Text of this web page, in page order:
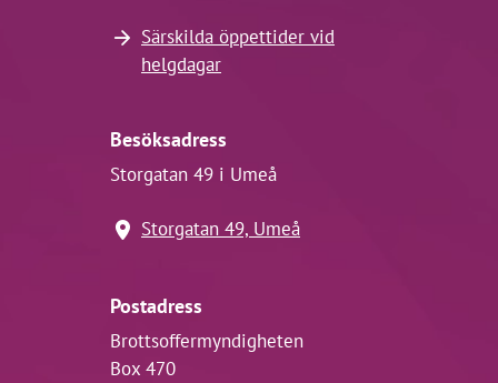
Särskilda öppettider vid
helgdagar
Besöksadress
Storgatan 49 i Umeå
Storgatan 49, Umeå
Postadress
Brottsoffermyndigheten
Box 470